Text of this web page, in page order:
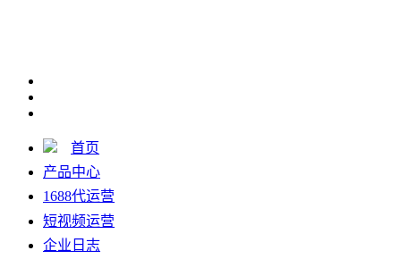
首页
产品中心
1688代运营
短视频运营
企业日志